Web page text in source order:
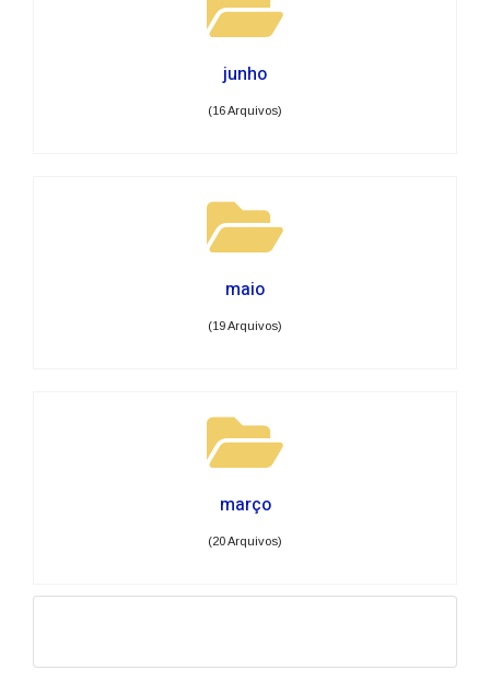
junho
(16 Arquivos)
maio
(19 Arquivos)
março
(20 Arquivos)